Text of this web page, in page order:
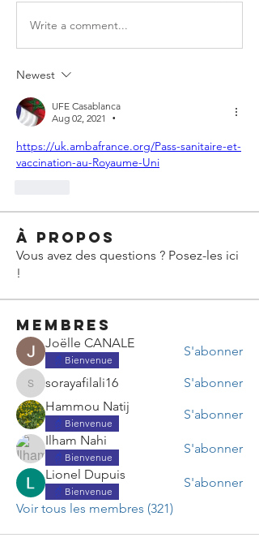
Write a comment...
Newest
UFE Casablanca
Aug 02, 2021
•
https://uk.ambafrance.org/Pass-sanitaire-et-
vaccination-au-Royaume-Uni
À propos
Vous avez des questions ? Posez-les ici
!
membres
Joëlle CANALE
Bienvenue
S'abonner
sorayafilali16
sorayafilali16
S'abonner
Hammou Natij
Bienvenue
S'abonner
Ilham Nahi
Bienvenue
S'abonner
Lionel Dupuis
Bienvenue
S'abonner
Voir tous les membres (321)